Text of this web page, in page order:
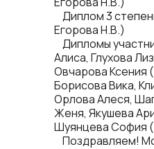
Диплом 3
Егорова Н.В.)
Дипломы
Алиса, Глухова
Овчарова Ксения
Борисова Вика,
Орлова Алеся,
Женя, Якушева
Шуянцева София
Поздравляем!